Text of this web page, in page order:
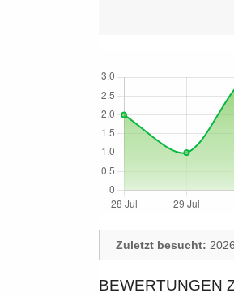
Zuletzt besucht:
BEWERTUNGEN